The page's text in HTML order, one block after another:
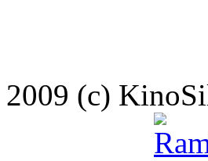
2009 (c)